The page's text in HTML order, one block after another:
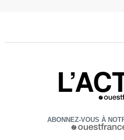
ABONNEZ-VOUS À